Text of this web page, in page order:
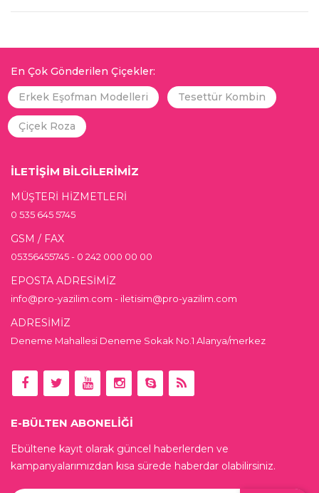
En Çok Gönderilen Çiçekler:
Erkek Eşofman Modelleri
Tesettür Kombin
Çiçek Roza
İLETİŞİM BİLGİLERİMİZ
MÜŞTERİ HİZMETLERİ
0 535 645 5745
GSM / FAX
05356455745 - 0 242 000 00 00
EPOSTA ADRESİMİZ
info@pro-yazilim.com - iletisim@pro-yazilim.com
ADRESİMİZ
Deneme Mahallesi Deneme Sokak No.1 Alanya/merkez
E-BÜLTEN ABONELİĞİ
Ebültene kayıt olarak güncel haberlerden ve
kampanyalarımızdan kısa sürede haberdar olabilirsiniz.